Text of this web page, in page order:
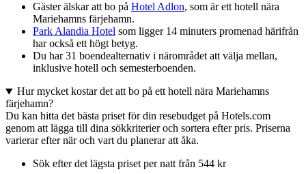
Gäster älskar att bo på Hotel Adlon, som är ett hotell nära
Mariehamns färjehamn.
Park Alandia Hotel som ligger 14 minuters promenad härifrån
har också ett högt betyg.
Du har 31 boendealternativ i närområdet att välja mellan,
inklusive hotell och semesterboenden.
Hur mycket kostar det att bo på ett hotell nära Mariehamns
färjehamn?
Du kan hitta det bästa priset för din resebudget på Hotels.com
genom att lägga till dina sökkriterier och sortera efter pris. Priserna
varierar efter när och vart du planerar att åka.
Sök efter det lägsta priset per natt från 544 kr